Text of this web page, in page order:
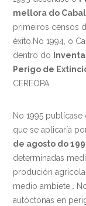
mellora do
primeiros censos
éxito.No 1994, o
dentro do
Perigo de
CEREOPA.
No 1995 publícase
que se aplicaría
de agosto do
determinadas
produción
medio ambiete…
autóctonas en